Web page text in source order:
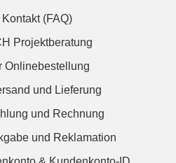
(FAQ)
Projektberatung
Onlinebestellung
und Lieferung
und Rechnung
und Reklamation